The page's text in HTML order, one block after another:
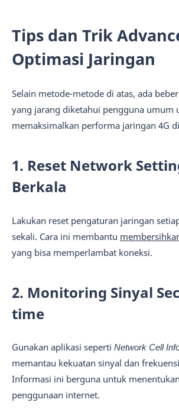
Tips dan Trik
Optimasi Jaringan
Selain metode-metode di atas, ada
yang jarang diketahui pengguna umum
memaksimalkan performa jaringan 4G
1. Reset Network
Berkala
Lakukan reset pengaturan jaringan
sekali. Cara ini membantu
yang bisa memperlambat koneksi.
2. Monitoring Sinyal
time
Gunakan aplikasi seperti Network Cell
memantau kekuatan sinyal dan
Informasi ini berguna untuk menentukan
penggunaan internet.